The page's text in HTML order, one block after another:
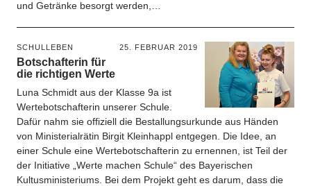
und Getränke besorgt werden,…
SCHULLEBEN 25. FEBRUAR 2019
Botschafterin für
die richtigen Werte
Luna Schmidt aus der Klasse 9a ist
Wertebotschafterin unserer Schule.
Dafür nahm sie offiziell die Bestallungsurkunde aus Händen
von Ministerialrätin Birgit Kleinhappl entgegen. Die Idee, an
einer Schule eine Wertebotschafterin zu ernennen, ist Teil der
der Initiative „Werte machen Schule“ des Bayerischen
Kultusministeriums. Bei dem Projekt geht es darum, dass die